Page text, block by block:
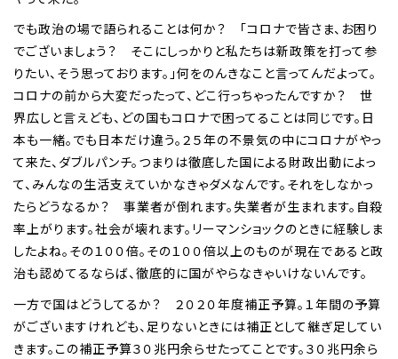
でも政治の場で語られることは何か？ 「コロナで皆さま、お困り
でございましょう？ そこにしっかりと私たちは新政策を打って参
りたい、そう思っております。」何をのんきなこと言ってんだよって。
コロナの前から大変だったって、どこ行っちゃったんですか？ 世
界広しと言えども、どの国もコロナで困ってることは同じです。日
本も一緒。でも日本だけ違う。２５年の不景気の中にコロナがやっ
て来た、ダブルパンチ。つまりは徹底した国による財政出動によっ
て、みんなの生活支えていかなきゃダメなんです。それをしなかっ
たらどうなるか？ 事業者が倒れます。失業者が生まれます。自殺
率上がります。社会が壊れます。リーマンショックのときに経験しま
したよね。その１００倍。その１００倍以上のものが現在であると政
治も認めてるならば、徹底的に国がやらなきゃいけないんです。
一方で国はどうしてるか？ ２０２０年度補正予算。１年間の予算
がございますけれども、足りないときには補正として継ぎ足してい
きます。この補正予算３０兆円余らせたってことです。３０兆円余ら